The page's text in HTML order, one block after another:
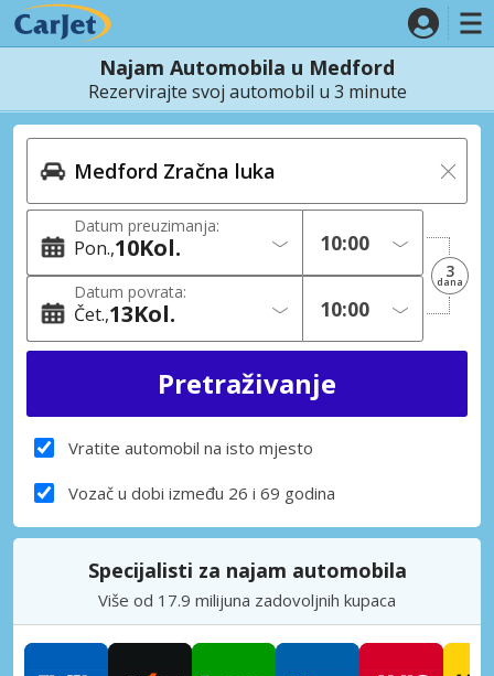
Najam Automobila u Medford
Rezervirajte svoj automobil u 3 minute
Datum preuzimanja:
Pon. 10Kol.
Datum povrata:
Čet. 13Kol.
3
dana
Vratite automobil na isto mjesto
Vozač u dobi između 26 i 69 godina
Specijalisti za najam automobila
Više od 17.9 milijuna zadovoljnih kupaca